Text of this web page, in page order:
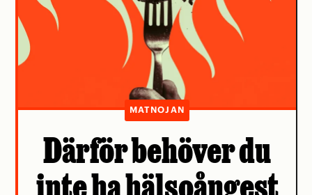
MATNOJAN
Därför behöver du
inte ha hälsoångest